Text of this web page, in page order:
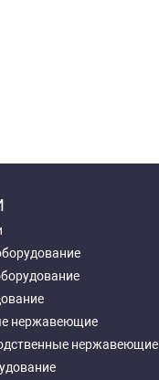
нержавеющие
нержавеющие